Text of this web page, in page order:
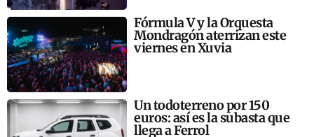
Fórmula V y la Orquesta
Mondragón aterrizan este
viernes en Xuvia
Un todoterreno por 150
euros: así es la subasta que
llega a Ferrol